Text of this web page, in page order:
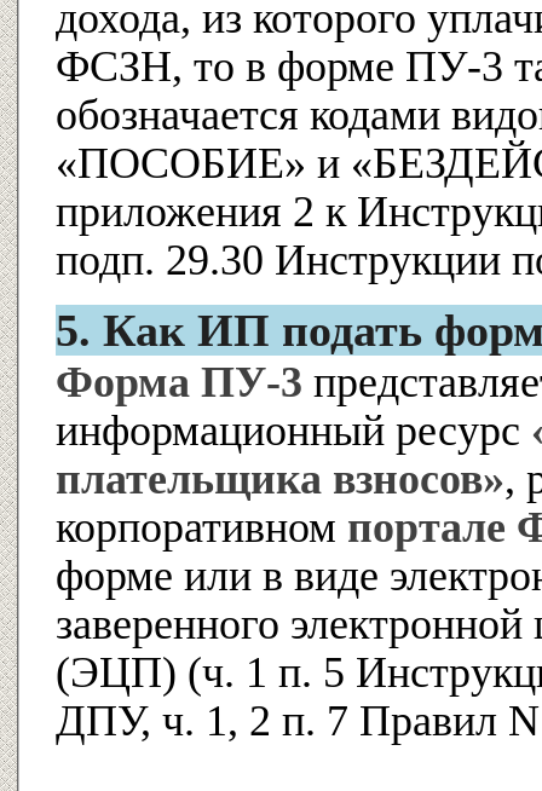
дохода, из которого
ФСЗН, то в форме ПУ-3
обозначается кодами
«ПОСОБИЕ» и
приложения 2 к
подп. 29.30 Инструкции
5. Как ИП подать
Форма ПУ-3
информационный ресурс
плательщика взносов»,
корпоративном портале
форме или в виде
заверенного
(ЭЦП) (ч. 1 п. 5
ДПУ, ч. 1, 2 п. 7 Правил